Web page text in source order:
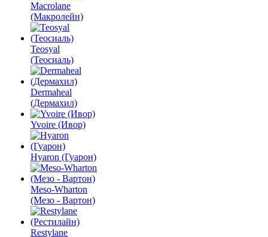
Macrolane
(Макролейн)
Teosyal
(Теосиаль)
Dermaheal
(Дермахил)
Yvoire (Ивор)
Hyaron (Гуарон)
Meso-Wharton
(Мезо - Вартон)
Restylane